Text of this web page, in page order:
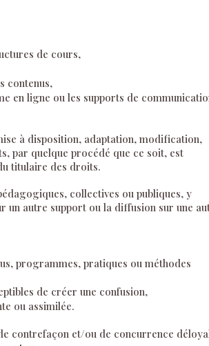
de cours,
contenus,
en ligne ou les supports de
à disposition, adaptation, modification,
par quelque procédé que ce soit, est
titulaire des droits.
collectives ou publiques, y
un autre support ou la diffusion sur une
programmes, pratiques ou méthodes
de créer une confusion,
ou assimilée.
contrefaçon et/ou de concurrence